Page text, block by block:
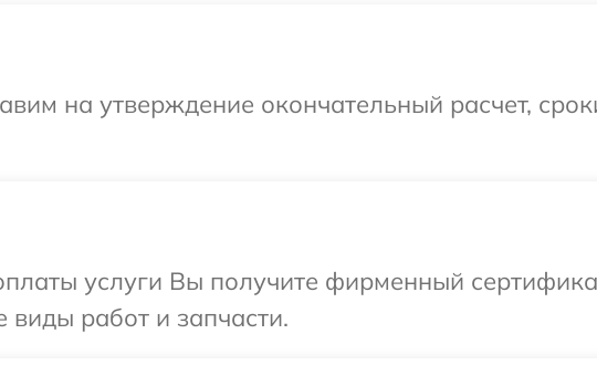
на утверждение окончательный расчет,
услуги Вы получите фирменный
виды работ и запчасти.